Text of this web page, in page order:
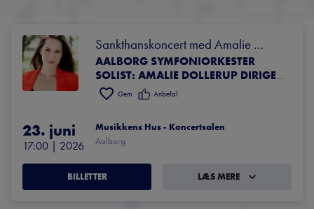
Sankthanskoncert med Amalie
Dollerup
AALBORG SYMFONIORKESTER
SOLIST: AMALIE DOLLERUP DIRIGENT: BJARNI FRIMANN BJARNASON KOR: NORDJYSK PIGEKOR OG KLARUP PIGEKOR
Gem Anbefal
23. juni
17:00 | 2026
Musikkens Hus - Koncertsalen
Aalborg
BILLETTER LÆS MERE